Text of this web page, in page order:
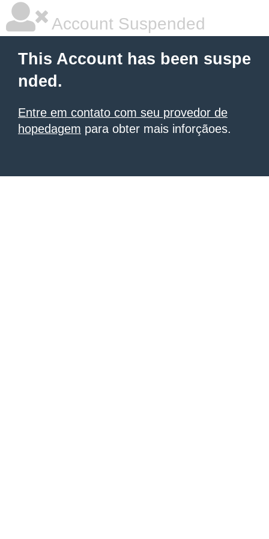
Account Suspended
This Account has been suspe
nded.
Entre em contato com seu provedor de
hopedagem para obter mais inforçãoes.